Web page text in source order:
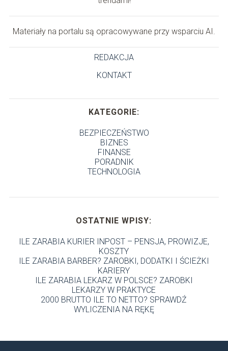
Materiały na portalu są opracowywane przy wsparciu AI.
REDAKCJA
KONTAKT
KATEGORIE:
BEZPIECZEŃSTWO
BIZNES
FINANSE
PORADNIK
TECHNOLOGIA
OSTATNIE WPISY:
ILE ZARABIA KURIER INPOST – PENSJA, PROWIZJE,
KOSZTY
ILE ZARABIA BARBER? ZAROBKI, DODATKI I ŚCIEŻKI
KARIERY
ILE ZARABIA LEKARZ W POLSCE? ZAROBKI
LEKARZY W PRAKTYCE
2000 BRUTTO ILE TO NETTO? SPRAWDŹ
WYLICZENIA NA RĘKĘ